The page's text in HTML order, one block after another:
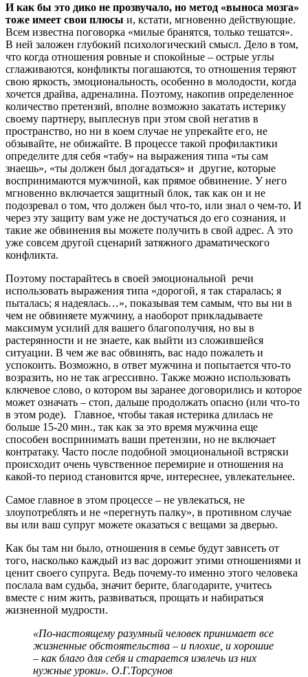
И как бы это дико не прозвучало, но метод «выноса мозга»
тоже имеет свои плюсы и, кстати, мгновенно действующие.
Всем известна поговорка «милые бранятся, только тешатся».
В ней заложен глубокий психологический смысл. Дело в том,
что когда отношения ровные и спокойные – острые углы
сглаживаются, конфликты погашаются, то отношения теряют
свою яркость, эмоциональность, особенно в молодости, когда
хочется драйва, адреналина. Поэтому, накопив определенное
количество претензий, вполне возможно закатать истерику
своему партнеру, выплеснув при этом свой негатив в
пространство, но ни в коем случае не упрекайте его, не
обзывайте, не обижайте. В процессе такой профилактики
определите для себя «табу» на выражения типа «ты сам
знаешь», «ты должен был догадаться» и другие, которые
воспринимаются мужчиной, как прямое обвинение. У него
мгновенно включается защитный блок, так как он и не
подозревал о том, что должен был что-то, или знал о чем-то. И
через эту защиту вам уже не достучаться до его сознания, и
такие же обвинения вы можете получить в свой адрес. А это
уже совсем другой сценарий затяжного драматического
конфликта.
Поэтому постарайтесь в своей эмоциональной речи
использовать выражения типа «дорогой, я так старалась; я
пыталась; я надеялась…», показывая тем самым, что вы ни в
чем не обвиняете мужчину, а наоборот прикладываете
максимум усилий для вашего благополучия, но вы в
растерянности и не знаете, как выйти из сложившейся
ситуации. В чем же вас обвинять, вас надо пожалеть и
успокоить. Возможно, в ответ мужчина и попытается что-то
возразить, но не так агрессивно. Также можно использовать
ключевое слово, о котором вы заранее договорились и которое
может означать – стоп, дальше продолжать опасно (или что-то
в этом роде). Главное, чтобы такая истерика длилась не
больше 15-20 мин., так как за это время мужчина еще
способен воспринимать ваши претензии, но не включает
контратаку. Часто после подобной эмоциональной встряски
происходит очень чувственное перемирие и отношения на
какой-то период становится ярче, интереснее, увлекательнее.
Самое главное в этом процессе – не увлекаться, не
злоупотреблять и не «перегнуть палку», в противном случае
вы или ваш супруг можете оказаться с вещами за дверью.
Как бы там ни было, отношения в семье будут зависеть от
того, насколько каждый из вас дорожит этими отношениями и
ценит своего супруга. Ведь почему-то именно этого человека
послала вам судьба, значит берите, благодарите, учитесь
вместе с ним жить, развиваться, прощать и набираться
жизненной мудрости.
«По-настоящему разумный человек принимает все
жизненные обстоятельства – и плохие, и хорошие
– как благо для себя и старается извлечь из них
нужные уроки». О.Г.Торсунов